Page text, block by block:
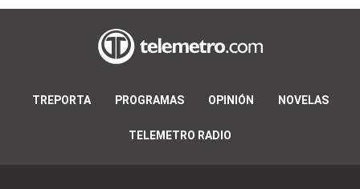
TREPORTA PROGRAMAS OPINIÓN NOVELAS
TELEMETRO RADIO